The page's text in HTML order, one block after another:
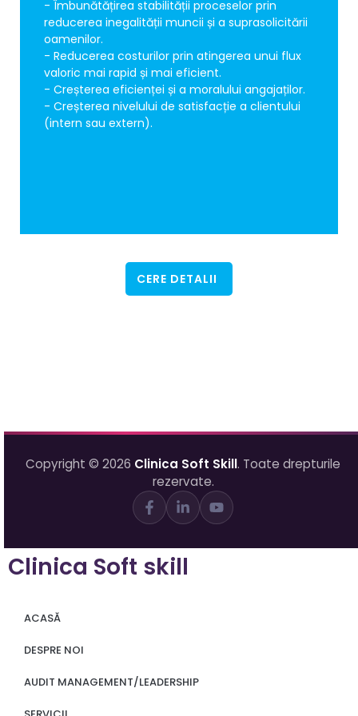
- Îmbunătățirea stabilității proceselor prin
reducerea inegalității muncii și a suprasolicitării
oamenilor.
- Reducerea costurilor prin atingerea unui flux
valoric mai rapid și mai eficient.
- Creșterea eficienței și a moralului angajaților.
- Creșterea nivelului de satisfacție a clientului
(intern sau extern).
- Îmbunătățirea stabilității proceselor prin
reducerea inegalității muncii și a suprasolicitării
oamenilor.
- Reducerea costurilor prin atingerea unui flux
valoric mai rapid și mai eficient.
- Creșterea eficienței și a moralului angajaților.
- Creșterea nivelului de satisfacție a clientului
(intern sau extern).
CERE DETALII
Copyright © 2026 Clinica Soft Skill. Toate drepturile
rezervate.
Clinica Soft skill
ACASĂ
DESPRE NOI
AUDIT MANAGEMENT/LEADERSHIP